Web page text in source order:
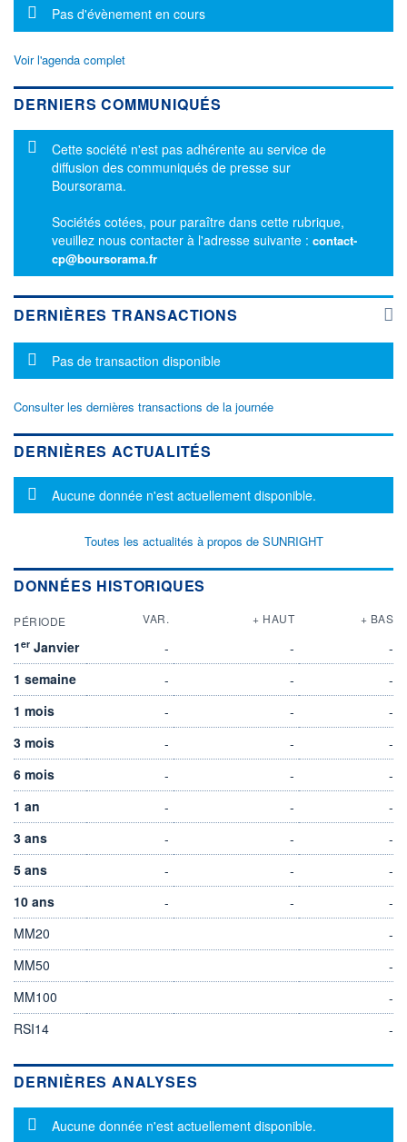
Message d'information
Pas d'évènement en cours
Voir l'agenda complet
DERNIERS COMMUNIQUÉS
Message d'information
Cette société n'est pas adhérente au service de
diffusion des communiqués de presse sur
Boursorama.
Sociétés cotées, pour paraître dans cette rubrique,
veuillez nous contacter à l'adresse suivante : contact-
cp@boursorama.fr
DERNIÈRES TRANSACTIONS
Message d'information
Pas de transaction disponible
Consulter les dernières transactions de la journée
DERNIÈRES ACTUALITÉS
Message d'information
Aucune donnée n'est actuellement disponible.
Toutes les actualités à propos de SUNRIGHT
DONNÉES HISTORIQUES
PÉRIODE VAR. + HAUT + BAS
1er Janvier - -
-
1 semaine
- -
-
1 mois
- -
-
3 mois
- -
-
6 mois
- -
-
1 an
- -
-
3 ans
- -
-
5 ans
- -
-
10 ans
- -
-
MM20
-
MM50
-
MM100
-
RSI14
-
DERNIÈRES ANALYSES
Message d'information
Aucune donnée n'est actuellement disponible.